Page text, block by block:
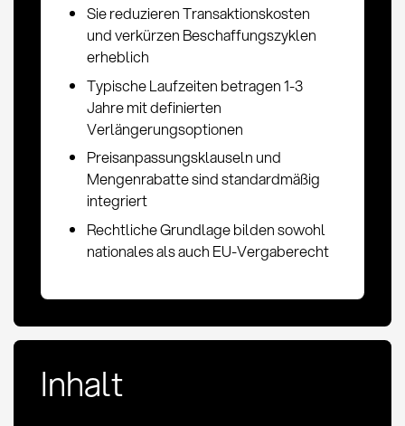
Sie reduzieren Transaktionskosten
und verkürzen Beschaffungszyklen
erheblich
Typische Laufzeiten betragen 1-3
Jahre mit definierten
Verlängerungsoptionen
Preisanpassungsklauseln und
Mengenrabatte sind standardmäßig
integriert
Rechtliche Grundlage bilden sowohl
nationales als auch EU-Vergaberecht
Inhalt